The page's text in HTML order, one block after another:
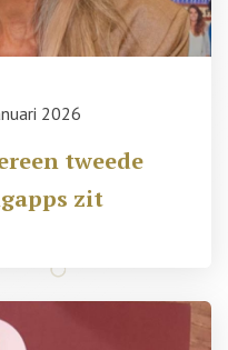
2026
tweede
zit